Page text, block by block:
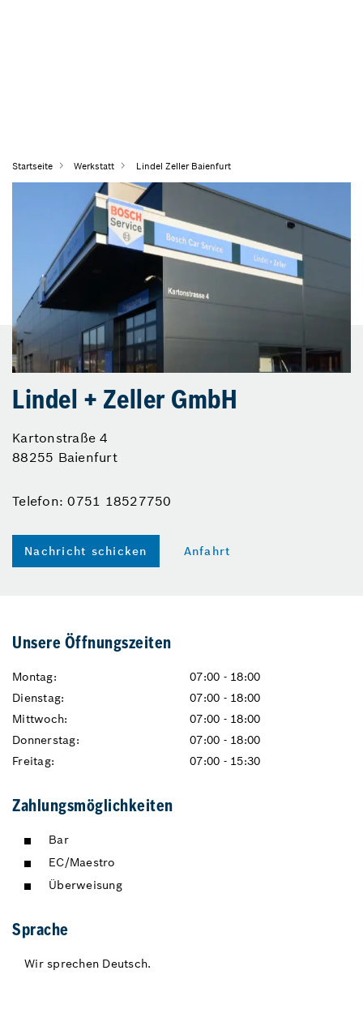
Startseite Werkstatt Lindel Zeller Baienfurt
Lindel + Zeller GmbH
Kartonstraße 4
88255 Baienfurt
Telefon: 0751 18527750
Nachricht schicken Anfahrt
Unsere Öffnungszeiten
Montag:
07:00 - 18:00
Dienstag:
07:00 - 18:00
Mittwoch:
07:00 - 18:00
Donnerstag:
07:00 - 18:00
Freitag:
07:00 - 15:30
Zahlungsmöglichkeiten
Bar
EC/Maestro
Überweisung
Sprache
Wir sprechen Deutsch.